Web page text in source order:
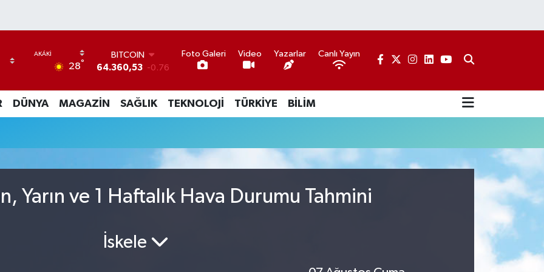
28°
BITCOIN
64.360,53 -0.76
47,7069 0.17
EURO
55,0265 0.01
6574.81 1.44
13.887 64
Foto Galeri Video Yazarlar Canlı Yayın
DÜNYA MAGAZİN SAĞLIK TEKNOLOJİ TÜRKİYE BİLİM
Yarın ve 1 Haftalık Hava Durumu Tahmini
İskele